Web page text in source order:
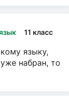
11 класс
языку,
набран, то